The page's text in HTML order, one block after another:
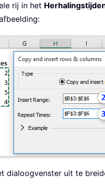
rij in het
dialoogvenster uit te